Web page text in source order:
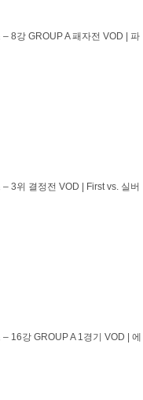
8강 GROUP A 패자전 VOD | 파
3위 결정전 VOD | First vs. 실버
16강 GROUP A 1경기 VOD | 에